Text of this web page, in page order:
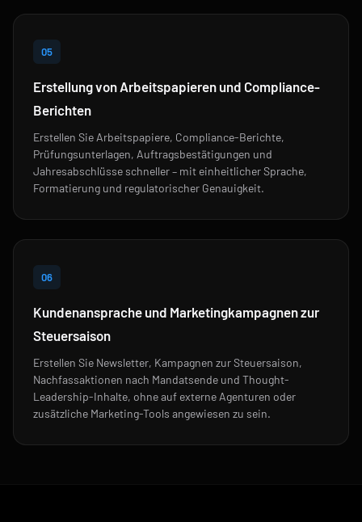
05
Erstellung von Arbeitspapieren und Compliance-
Berichten
Erstellen Sie Arbeitspapiere, Compliance-Berichte,
Prüfungsunterlagen, Auftragsbestätigungen und
Jahresabschlüsse schneller – mit einheitlicher Sprache,
Formatierung und regulatorischer Genauigkeit.
06
Kundenansprache und Marketingkampagnen zur
Steuersaison
Erstellen Sie Newsletter, Kampagnen zur Steuersaison,
Nachfassaktionen nach Mandatsende und Thought-
Leadership-Inhalte, ohne auf externe Agenturen oder
zusätzliche Marketing-Tools angewiesen zu sein.